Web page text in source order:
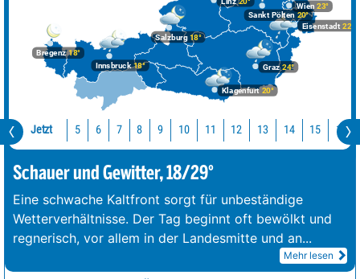
Bregenz18°
Graz24°
Innsbruck18°
Klagenfurt 20°
Salzburg18°
Wien 23°
Eisenstadt 22°
Sankt Pölten20°
Jetzt 5 6 7 8 9 10 11 12 13 14 15 16
Schauer und Gewitter, 18/29°
Eine schwache Kaltfront sorgt für unbeständige
Wetterverhältnisse. Der Tag beginnt oft bewölkt und
regnerisch, vor allem in der Landesmitte und an...
Mehr lesen